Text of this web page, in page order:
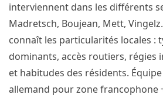
interviennent dans les différents
Madretsch, Boujean, Mett,
connaît les particularités locales :
dominants, accès routiers, régies
et habitudes des résidents.
allemand pour zone francophone